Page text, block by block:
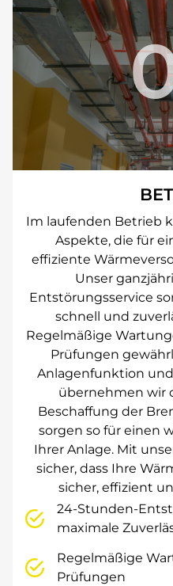
Im laufenden Betrieb
Aspekte, die für
effiziente
Unser
Entstörungsservice
schnell und
Regelmäßige
Prüfungen
Anlagenfunktion
übernehmen wir
Beschaffung der
sorgen so für einen
Ihrer Anlage. Mit
sicher, dass Ihre
sicher, effizient
24-Stunden-
maximale
Regelmäßige
Prüfungen